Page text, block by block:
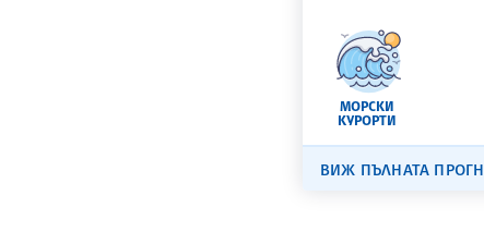
МОРСКИ
КУРОРТИ
ВИЖ ПЪЛНАТА